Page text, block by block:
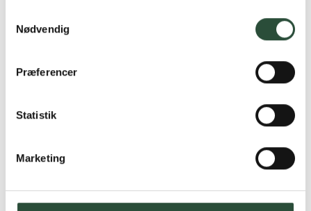
Nødvendig
Præferencer
Statistik
Marketing